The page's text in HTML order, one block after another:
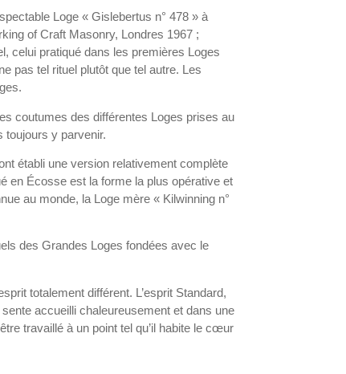
Loge « Gislebertus n° 478 » à
of Craft Masonry, Londres 1967 ;
celui pratiqué dans les premières Loges
pas tel rituel plutôt que tel autre. Les
coutumes des différentes Loges prises au
toujours y parvenir.
établi une version relativement complète
en Écosse est la forme la plus opérative et
au monde, la Loge mère « Kilwinning n°
des Grandes Loges fondées avec le
totalement différent. L’esprit Standard,
accueilli chaleureusement et dans une
travaillé à un point tel qu’il habite le cœur